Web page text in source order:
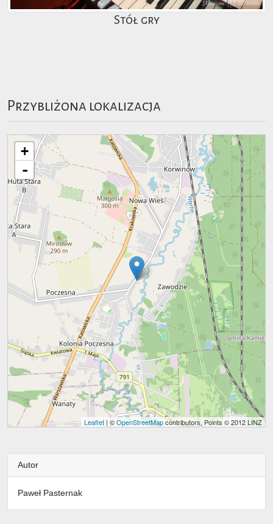
Stół gry
Przybliżona lokalizacja
+
-
Leaflet | ©OpenStreetMapcontributors, Points © 2012 LINZ
Autor
Paweł Pasternak